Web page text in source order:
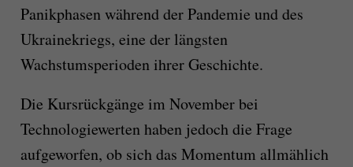
Panikphasen während der Pandemie und des
Ukrainekriegs, eine der längsten
Wachstumsperioden ihrer Geschichte.
Die Kursrückgänge im November bei
Technologiewerten haben jedoch die Frage
aufgeworfen, ob sich das Momentum allmählich